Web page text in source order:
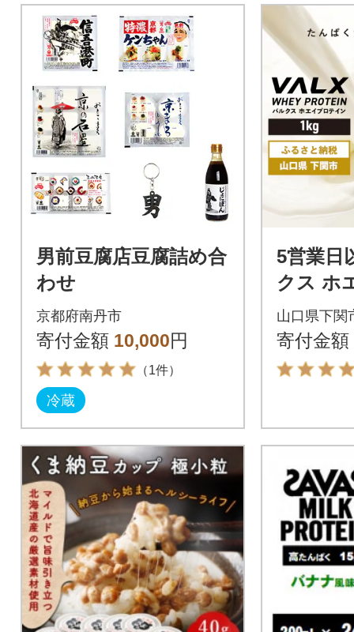
男前豆腐店豆腐詰め合
わせ
京都府南丹市
寄付金額 10,000円
（1件）
冷蔵
5営業日
クス ホ
ン カフ
kg
山口県下関
寄付金額